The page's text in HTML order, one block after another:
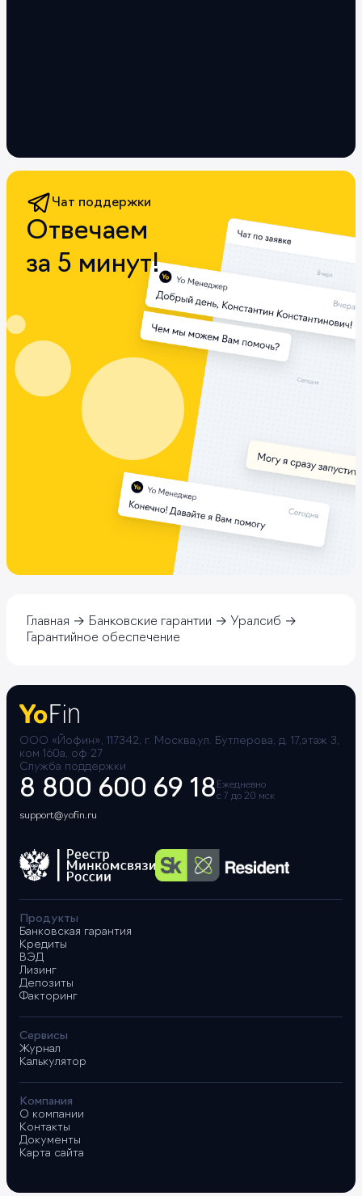
Чат поддержки
Отвечаем
за 5 минут!
Главная Банковские гарантии
Уралсиб
Гарантийное обеспечение
ООО «Йофин», 117342, г. Москва,ул. Бутлерова, д. 17,этаж 3,
ком 160а, оф 27
Служба поддержки
8 800 600 69 18 Ежедневно
с 7 до 20 мск
support@yofin.ru
Продукты
Банковская гарантия
Кредиты
ВЭД
Лизинг
Депозиты
Факторинг
Сервисы
Журнал
Калькулятор
Компания
О компании
Контакты
Документы
Карта сайта